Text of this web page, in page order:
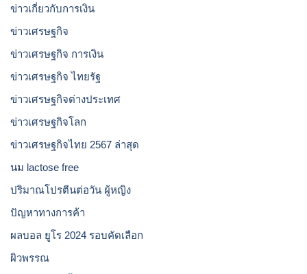
ข่าวเกี่ยวกับการเงิน
ข่าวเศรษฐกิจ
ข่าวเศรษฐกิจ การเงิน
ข่าวเศรษฐกิจ ไทยรัฐ
ข่าวเศรษฐกิจต่างประเทศ
ข่าวเศรษฐกิจโลก
ข่าวเศรษฐกิจไทย 2567 ล่าสุด
นม lactose free
ปริมาณโปรตีนต่อวัน ผู้หญิง
ปัญหาทางการค้า
ผลบอล ยูโร 2024 รอบคัดเลือก
ผิวพรรณ